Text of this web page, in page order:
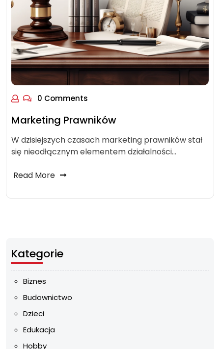
0 Comments
Marketing Prawników
W dzisiejszych czasach marketing prawników stał
się nieodłącznym elementem działalności…
Read More
Kategorie
Biznes
Budownictwo
Dzieci
Edukacja
Hobby